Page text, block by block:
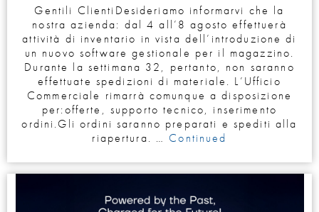
Gentili ClientiDesideriamo informarvi che la
nostra azienda: dal 4 all’8 agosto effettuerà
attività di inventario in vista dell’introduzione di
un nuovo software gestionale per il magazzino.
Durante la settimana 32, pertanto, non saranno
effettuate spedizioni di materiale. L’Ufficio
Commerciale rimarrà comunque a disposizione
per:offerte, supporto tecnico, inserimento
ordini.Gli ordini saranno preparati e spediti alla
riapertura. …Continued